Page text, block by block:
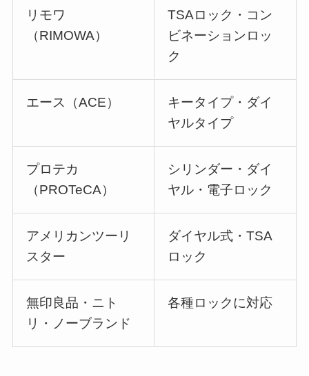
リモワ
（RIMOWA）
TSAロック・コン
ビネーションロッ
ク
エース（ACE）
キータイプ・ダイ
ヤルタイプ
プロテカ
（PROTeCA）
シリンダー・ダイ
ヤル・電子ロック
アメリカンツーリ
スター
ダイヤル式・TSA
ロック
無印良品・ニト
リ・ノーブランド
各種ロックに対応